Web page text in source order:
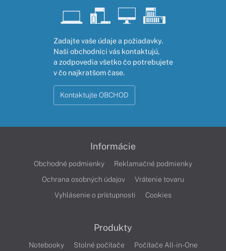
Zadajte vaše údaje a požiadavky.
Naši obchodníci vás kontaktujú,
a zodpovedia všetko čo potrebujete
v čo najkratšom čase.
Kontaktujte OBCHOD
Informácie
Obchodné podmienky
Reklamačné podmienky
Ochrana osobných údajov
Vrátenie tovaru
Vyhlásenie o prístupnosti
Cookies
Produkty
Notebooky Stolné počítače
Počítače All-in-One